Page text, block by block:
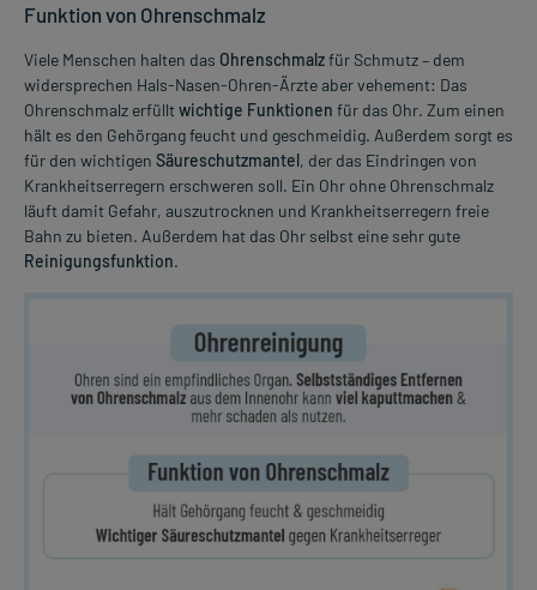
Funktion von Ohrenschmalz
Viele Menschen halten das Ohrenschmalzfür Schmutz – dem
widersprechen Hals-Nasen-Ohren-Ärzte aber vehement: Das
Ohrenschmalz erfülltwichtige Funktionen für das Ohr. Zum einen
hält es den Gehörgang feucht und geschmeidig. Außerdem sorgt es
für den wichtigen Säureschutzmantel, der das Eindringen von
Krankheitserregern erschweren soll. Ein Ohr ohne Ohrenschmalz
läuft damit Gefahr, auszutrocknen und Krankheitserregern freie
Bahn zu bieten. Außerdem hat das Ohr selbst eine sehr gute
Reinigungsfunktion.